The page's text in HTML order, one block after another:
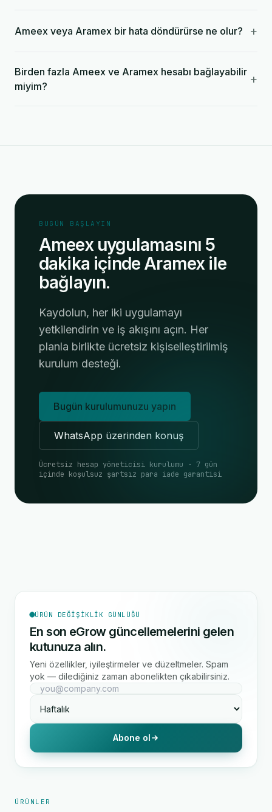
Ameex veya Aramex bir hata döndürürse ne olur? +
Birden fazla Ameex ve Aramex hesabı bağlayabilir
miyim?
+
BUGÜN BAŞLAYIN
Ameex uygulamasını 5
dakika içinde Aramex ile
bağlayın.
Kaydolun, her iki uygulamayı
yetkilendirin ve iş akışını açın. Her
planla birlikte ücretsiz kişiselleştirilmiş
kurulum desteği.
Bugün kurulumunuzu yapın
WhatsApp üzerinden konuş
Ücretsiz hesap yöneticisi kurulumu · 7 gün
içinde koşulsuz şartsız para iade garantisi
ÜRÜN DEĞIŞIKLIK GÜNLÜĞÜ
En son eGrow güncellemelerini gelen
kutunuza alın.
Yeni özellikler, iyileştirmeler ve düzeltmeler. Spam
yok — dilediğiniz zaman abonelikten çıkabilirsiniz.
Abone ol
ÜRÜNLER